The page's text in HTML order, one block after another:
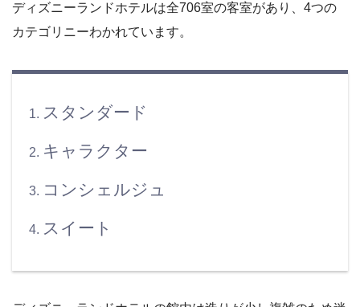
ディズニーランドホテルは全706室の客室があり、4つの
カテゴリニーわかれています。
スタンダード
キャラクター
コンシェルジュ
スイート